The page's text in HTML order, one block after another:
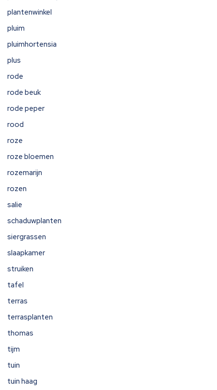
plantenwinkel
pluim
pluimhortensia
plus
rode
rode beuk
rode peper
rood
roze
roze bloemen
rozemarijn
rozen
salie
schaduwplanten
siergrassen
slaapkamer
struiken
tafel
terras
terrasplanten
thomas
tijm
tuin
tuin haag